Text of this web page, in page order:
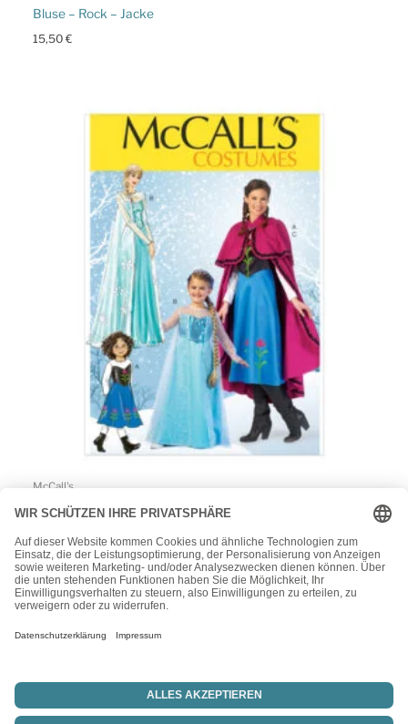
Bluse – Rock – Jacke
15,50€
McCall's
McCall’s Schnittmuster M7000 – Mittelalter – Larp –
15,50€
→